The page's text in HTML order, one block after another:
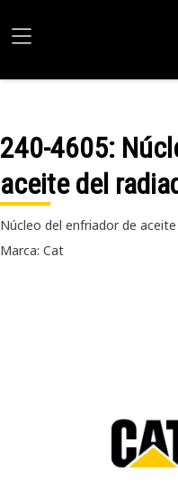
240-4605:
aceite del
Núcleo del enfriador de aceite
Marca: Cat